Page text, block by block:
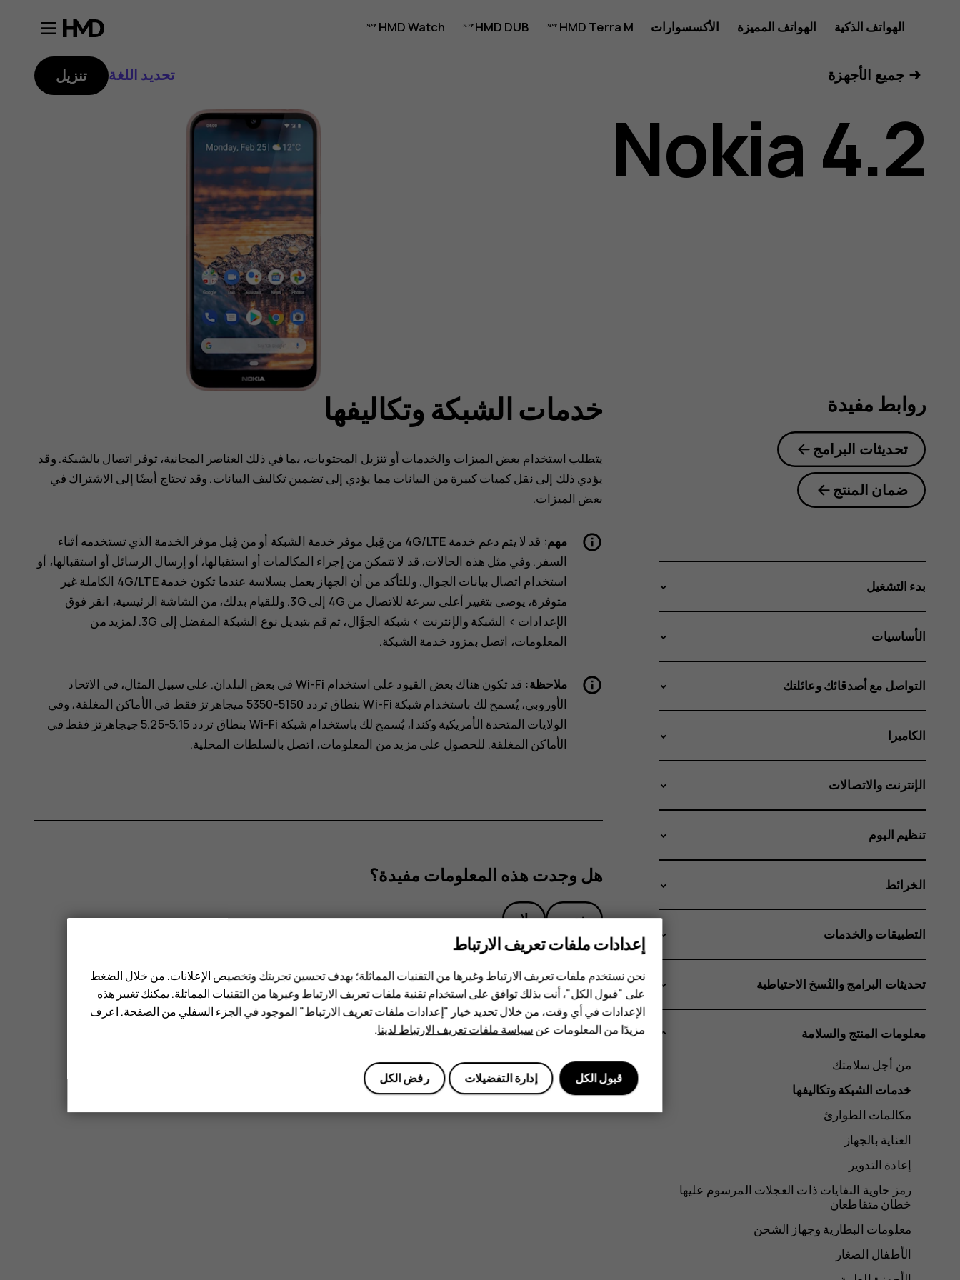
دليل
مستخدم
هاتف
الهواتف الذكية الهواتف المميزة الأكسسوارات HMD Terra M
HMD DUB
HMD Watch
جميع الأجهزة تحديد اللغة تنزيل
Nokia 4.2
خدمات الشبكة وتكاليفها
يتطلب استخدام بعض الميزات والخدمات أو تنزيل المحتويات، بما في ذلك العناصر المجانية، توفر اتصال بالشبكة. وقد
يؤدي ذلك إلى نقل كميات كبيرة من البيانات مما يؤدي إلى تضمين تكاليف البيانات. وقد تحتاج أيضًا إلى الاشتراك في
بعض الميزات.
مهم
: قد لا يتم دعم خدمة 4G/LTE من قِبل موفر خدمة الشبكة أو من قِبل موفر الخدمة الذي تستخدمه أثناء
السفر. وفي مثل هذه الحالات، قد لا تتمكن من إجراء المكالمات أو استقبالها، أو إرسال الرسائل أو استقبالها، أو
استخدام اتصال بيانات الجوال. وللتأكد من أن الجهاز يعمل بسلاسة عندما تكون خدمة 4G/LTE الكاملة غير
متوفرة، يوصى بتغيير أعلى سرعة للاتصال من 4G إلى 3G‏. وللقيام بذلك، من الشاشة الرئيسية، انقر فوق
الإعدادات > الشبكة والإنترنت > شبكة الجوَّال، ثم قم بتبديل نوع الشبكة المفضل إلى 3G. لمزيد من
المعلومات، اتصل بمزود خدمة الشبكة.
ملاحظة:
قد تكون هناك بعض القيود على استخدام Wi-Fi في بعض البلدان. على سبيل المثال، في الاتحاد
الأوروبي، يُسمح لك باستخدام شبكة Wi-Fi بنطاق تردد 5150-5350 ميجاهرتز فقط في الأماكن المغلقة، وفي
الولايات المتحدة الأمريكية وكندا، يُسمح لك باستخدام شبكة Wi-Fi بنطاق تردد 5.15-5.25 جيجاهرتز فقط في
الأماكن المغلقة. للحصول على مزيد من المعلومات، اتصل بالسلطات المحلية.
هل وجدت هذه المعلومات مفيدة؟
نعم لا
روابط مفيدة
تحديثات البرامج
ضمان المنتج
بدء التشغيل
الأساسيات
التواصل مع أصدقائك وعائلتك
الكاميرا
الإنترنت والاتصالات
تنظيم اليوم
الخرائط
التطبيقات والخدمات
تحديثات البرامج والنُسخ الاحتياطية
معلومات المنتج والسلامة
من أجل سلامتك
خدمات الشبكة وتكاليفها
مكالمات الطوارئ
العناية بالجهاز
إعادة التدوير
رمز حاوية النفايات ذات العجلات المرسوم عليها
خطان متقاطعان
معلومات البطارية وجهاز الشحن
الأطفال الصغار
إعدادات ملفات تعريف الارتباط
نحن نستخدم ملفات تعريف الارتباط وغيرها من التقنيات المماثلة؛ بهدف تحسين تجربتك وتخصيص الإعلانات. من خلال الضغط
على "قبول الكل"، أنت بذلك توافق على استخدام تقنية ملفات تعريف الارتباط وغيرها من التقنيات المماثلة. يمكنك تغيير هذه
الإعدادات في أي وقت، من خلال تحديد خيار "إعدادات ملفات تعريف الارتباط" الموجود في الجزء السفلي من الصفحة. اعرف
مزيدًا من المعلومات عنسياسة ملفات تعريف الارتباط لدينا.
رفض الكل إدارة التفضيلات قبول الكل